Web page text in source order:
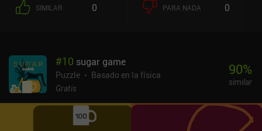
SIMILAR 0 PARA NADA 0
#10 sugar game
Puzzle
Basado en la física
Gratis
90%
similar